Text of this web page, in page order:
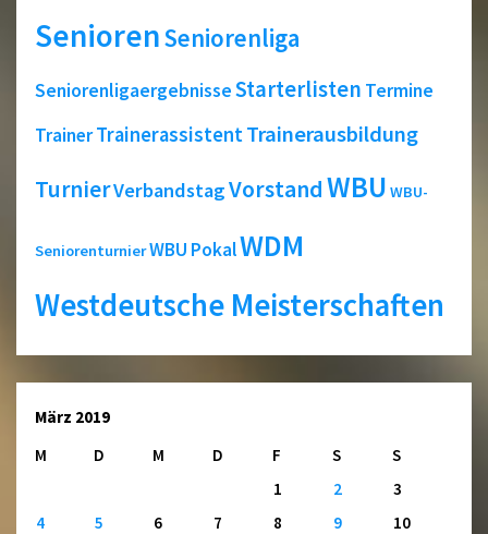
SeniorenSeniorenliga
SeniorenligaergebnisseStarterlisten Termine
TrainerTrainerassistentTrainerausbildung
TurnierVerbandstagVorstandWBU WBU-
SeniorenturnierWBU PokalWDM
Westdeutsche Meisterschaften
März 2019
M
D M D F S
S
1
2
3
4
5 6 7 8 9
10